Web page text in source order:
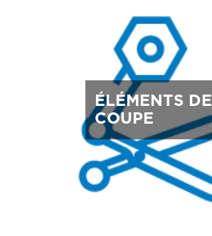
ÉLÉMENTS DE
COUPE